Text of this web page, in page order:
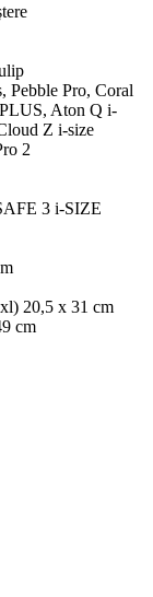
Pebble Pro, Coral
Aton Q i-
Z i-size
2
3 i-SIZE
20,5 x 31 cm
cm